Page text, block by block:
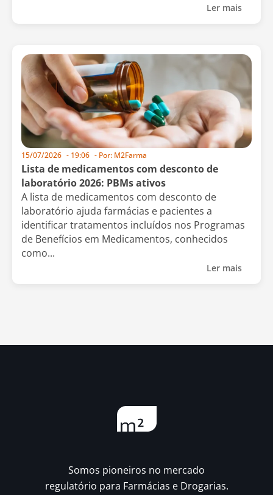
Ler mais
15/07/2026 - 19:06 - Por: M2Farma
Lista de medicamentos com desconto de
laboratório 2026: PBMs ativos
A lista de medicamentos com desconto de
laboratório ajuda farmácias e pacientes a
identificar tratamentos incluídos nos Programas
de Benefícios em Medicamentos, conhecidos
como...
Ler mais
Somos pioneiros no mercado
regulatório para Farmácias e Drogarias.